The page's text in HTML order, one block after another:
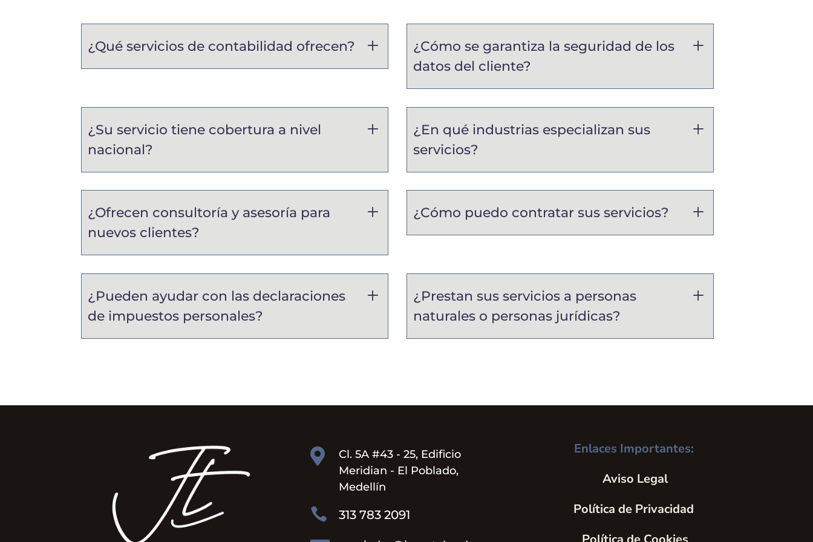
¿Qué servicios de contabilidad ofrecen?
¿Cómo se garantiza la seguridad de los
datos del cliente?
¿Su servicio tiene cobertura a nivel
nacional?
¿En qué industrias especializan sus
servicios?
¿Ofrecen consultoría y asesoría para
nuevos clientes?
¿Cómo puedo contratar sus servicios?
¿Pueden ayudar con las declaraciones
de impuestos personales?
¿Prestan sus servicios a personas
naturales o personas jurídicas?

Cl. 5A #43 - 25, Edificio
Meridian - El Poblado,
Medellín
 313 783 2091
Enlaces Importantes:
Aviso Legal
Política de Privacidad